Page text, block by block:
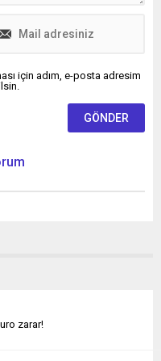
için adım, e-posta adresim
zarar!